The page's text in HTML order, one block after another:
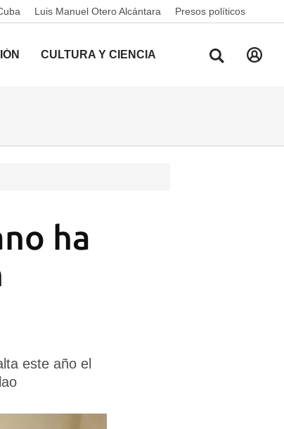
Luis Manuel Otero Alcántara Presos políticos
CULTURA Y CIENCIA
ha
este año el